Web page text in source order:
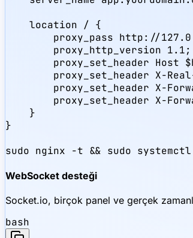
    location / {
proxy_pass http://
        proxy_http_version 1.1;
proxy_set_header Host
proxy_set_header X-
proxy_set_header X-
proxy_set_header X-
    }
}
sudo nginx -t && sudo
WebSocket desteği
Socket.io, birçok panel ve gerçek
bash